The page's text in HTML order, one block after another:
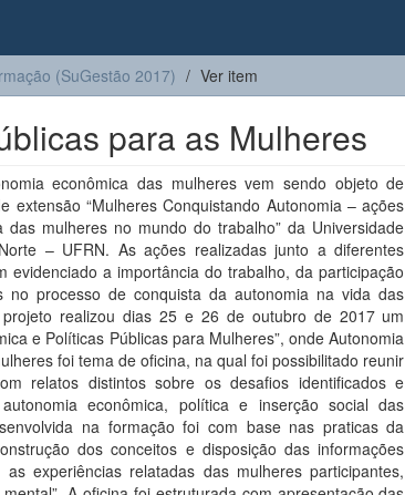
(SuGestão 2017) Ver item
para as Mulheres
econômica das mulheres vem sendo objeto de
extensão “Mulheres Conquistando Autonomia – ações
mulheres no mundo do trabalho” da Universidade
– UFRN. As ações realizadas junto a diferentes
evidenciado a importância do trabalho, da participação
no processo de conquista da autonomia na vida das
realizou dias 25 e 26 de outubro de 2017 um
e Políticas Públicas para Mulheres”, onde Autonomia
foi tema de oficina, na qual foi possibilitado reunir
relatos distintos sobre os desafios identificados e
econômica, política e inserção social das
na formação foi com base nas praticas da
dos conceitos e disposição das informações
experiências relatadas das mulheres participantes,